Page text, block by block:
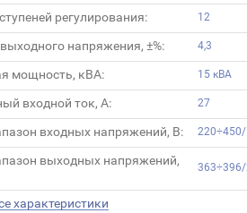
регулирования: 12
напряжения, ±%: 4,3
мощность, кВА: 15 кВА
входной ток, А: 27
входных напряжений, В:
выходных напряжений,
характеристики